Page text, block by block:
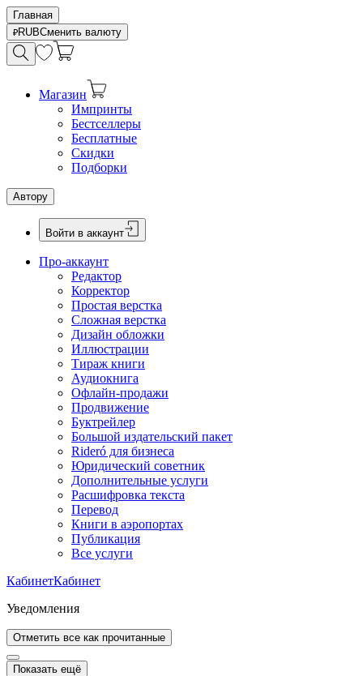
Главная
RUBСменить валюту
Магазин
Импринты
Бестселлеры
Бесплатные
Скидки
Подборки
Автору
Войти в аккаунт
Про-аккаунт
Редактор
Корректор
Простая верстка
Сложная верстка
Дизайн обложки
Иллюстрации
Тираж книги
Аудиокнига
Офлайн-продажи
Продвижение
Буктрейлер
Большой издательский пакет
Rideró для бизнеса
Юридический советник
Дополнительные услуги
Расшифровка текста
Перевод
Книги в аэропортах
Публикация
Все услуги
КабинетКабинет
Уведомления
Отметить все как прочитанные
Показать ещё